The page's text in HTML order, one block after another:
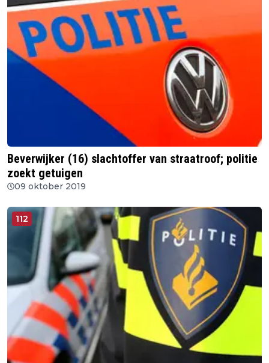
Beverwijker (16) slachtoffer van straatroof; politie
zoekt getuigen
09 oktober 2019
112